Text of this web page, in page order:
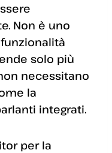
Non è uno
solo più
necessitano
la
integrati.
per la